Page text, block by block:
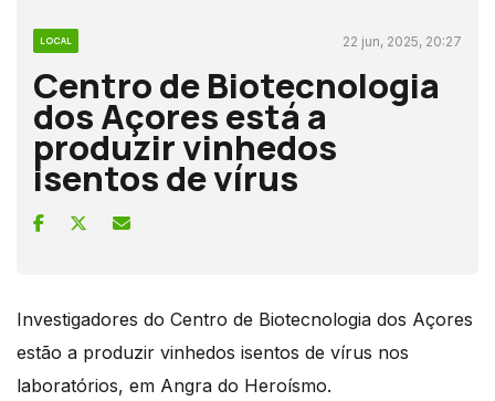
LOCAL 22 jun, 2025, 20:27
Centro de Biotecnologia
dos Açores está a
produzir vinhedos
isentos de vírus
Investigadores do Centro de Biotecnologia dos Açores
estão a produzir vinhedos isentos de vírus nos
laboratórios, em Angra do Heroísmo.